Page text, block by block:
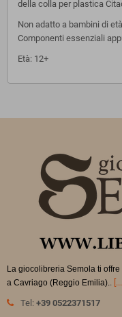
della colla per plastica
Non adatto a bambini di
Componenti essenziali
Età: 12+
La giocolibreria Semola ti
a Cavriago (Reggio Emilia). . [...]
Tel: +39 0522371517